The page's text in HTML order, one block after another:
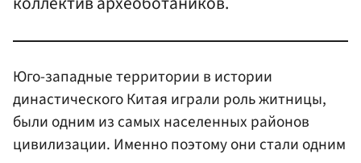
Юго-западные территории в истории
династического Китая играли роль житницы,
были одним из самых населенных районов
цивилизации. Именно поэтому они стали одним